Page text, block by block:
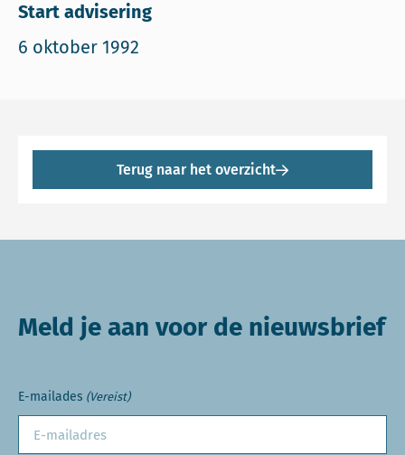
Start advisering
6 oktober 1992
Terug naar het overzicht
Meld je aan voor de nieuwsbrief
E-mailades (Vereist)